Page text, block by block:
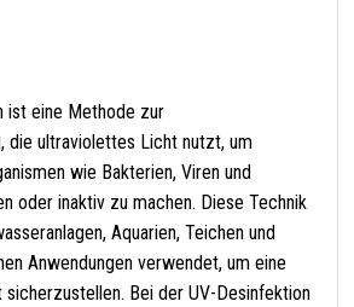
ist eine Methode zur
die ultraviolettes Licht nutzt, um
wie Bakterien, Viren und
oder inaktiv zu machen. Diese Technik
Aquarien, Teichen und
Anwendungen verwendet, um eine
sicherzustellen. Bei der UV-Desinfektion